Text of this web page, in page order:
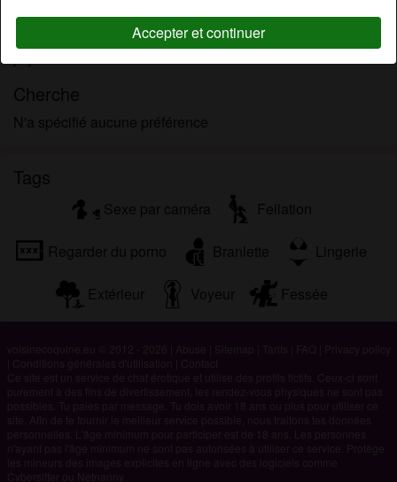
Accepter et continuer
d’autre. La position que je préfère c’est que vous soyez
assis sur une chaise et que je vous chevauche, en général
Cherche
N'a spécifié aucune préférence
Tags
Sexe par caméra Fellation
Regarder du porno Branlette Lingerie
Extérieur Voyeur Fessée